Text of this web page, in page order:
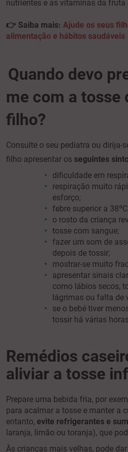
nutrientes e as vitaminas da fruta
👉 Saiba mais: Ajude os seus
alimentação e hábitos saudáveis
Quando devo
me com a tosse
filho?
Consulte o seu pediatra ou dirija-
filho apresentar os seguintes
dificuldade em
respiração muito
esforço;
febre superior a
o rosto da criança
tosse com sangue;
fazer um som de
depois de tossir;
mostrar-se muito
apresentar sinais
como lábios secos,
lágrimas ou falta de
se o bebé tiver
tossir há várias
Remédios
aliviar a tosse
Prepare uma bebida fria, por
para acalmar a tosse e manter a
entanto, evite refrigerantes e
laranja, limão ou toranja), que
Às crianças mais velhas, pode dar